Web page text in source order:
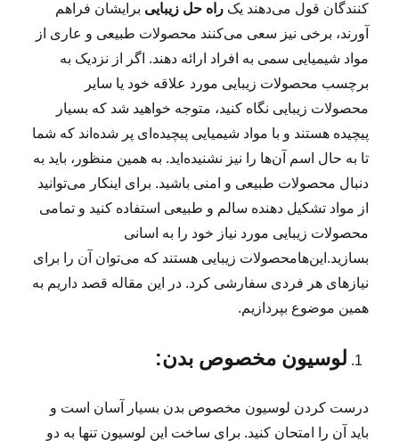
کنندگان قول می‌دهند یکراه حل زیبایی برایشان فراهم
آورند، برخی نیز سعی می‌کنند محصولات طبیعی و عاری از
مواد شیمیایی سمی به افراد ارائه دهند. اگر از نزدیک به
برچسب محصولات زیبایی مورد علاقه خود یا سایر
محصولات زیبایی نگاه کنید، متوجه خواهید شد که بسیار
پیچیده هستند و با مواد شیمیایی پیچیده‌ای پر شده‌اند که شما
تا به حال اسم آن‌ها را نیز نشنیده‌اید. به همین منظور، باید به
دنبال محصولات طبیعی و امنی باشید. برای اینکار می‌توانید
از مواد تشکیل دهنده سالم و طبیعی استفاده کنید و تمامی
محصولات زیبایی مورد نیاز خود را به اسانی
بسازید.این‌هامحصولات زیبایی هستند که می‌توان آن را برای
نیازهای هر فردی سفارشی کرد. در این مقاله قصد داریم به
همین موضوع بپردازیم.
لوسیون مخصوص بدن:
درست کردن لوسیون مخصوص بدن بسیار آسان است و
باید آن را امتحان کنید. برای ساخت این لوسیون تنها به دو